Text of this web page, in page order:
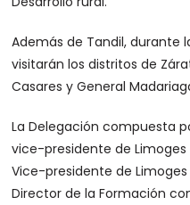
Además de Tandil, durante
visitarán los distritos de
Casares y General
La Delegación compuesta
vice-presidente de
Vice-presidente de
Director de la Formación